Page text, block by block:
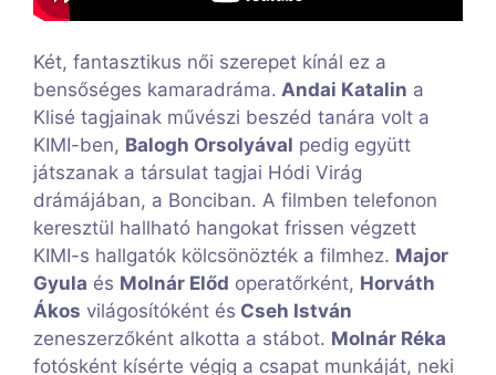
Két, fantasztikus női szerepet kínál ez a
bensőséges kamaradráma. Andai Katalin a
Klisé tagjainak művészi beszéd tanára volt a
KIMI-ben, Balogh Orsolyával pedig együtt
játszanak a társulat tagjai Hódi Virág
drámájában, a Bonciban. A filmben telefonon
keresztül hallható hangokat frissen végzett
KIMI-s hallgatók kölcsönözték a filmhez. Major
Gyula és Molnár Előd operatőrként, Horváth
Ákos világosítóként és Cseh István
zeneszerzőként alkotta a stábot. Molnár Réka
fotósként kísérte végig a csapat munkáját, neki